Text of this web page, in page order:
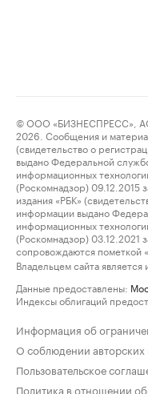
© ООО «БИЗНЕСПРЕСС»,
2026. Сообщения и
(свидетельство о
выдано Федеральной
информационных
(Роскомнадзор)
издания «РБК»
информации выдано
информационных
(Роскомнадзор)
сопровождаются пометкой
Владельцем сайта
Данные предоставлены:
Индексы облигаций
Информация об
О соблюдении авторских
Пользовательское
Политика в отношении